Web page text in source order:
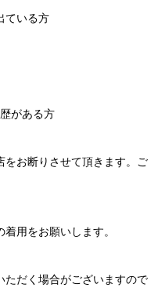
ている方
がある方
をお断りさせて頂きます。ご
用をお願いします。
ただく場合がございますので